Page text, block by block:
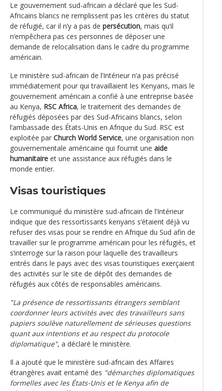
Le gouvernement sud-africain a déclaré que les Sud-
Africains blancs ne remplissent pas les critères du statut
de réfugié, car il n’y a pas de persécution, mais qu’il
n’empêchera pas ces personnes de déposer une
demande de relocalisation dans le cadre du programme
américain.
Le ministère sud-africain de l’Intérieur n’a pas précisé
immédiatement pour qui travaillaient les Kenyans, mais le
gouvernement américain a confié à une entreprise basée
au Kenya, RSC Africa, le traitement des demandes de
réfugiés déposées par des Sud-Africains blancs, selon
l’ambassade des États-Unis en Afrique du Sud. RSC est
exploitée par Church World Service, une organisation non
gouvernementale américaine qui fournit une aide
humanitaire et une assistance aux réfugiés dans le
monde entier.
Visas touristiques
Le communiqué du ministère sud-africain de l’Intérieur
indique que des ressortissants kenyans s’étaient déjà vu
refuser des visas pour se rendre en Afrique du Sud afin de
travailler sur le programme américain pour les réfugiés, et
s’interroge sur la raison pour laquelle des travailleurs
entrés dans le pays avec des visas touristiques exerçaient
des activités sur le site de dépôt des demandes de
réfugiés aux côtés de responsables américains.
"La présence de ressortissants étrangers semblant
coordonner leurs activités avec des travailleurs sans
papiers soulève naturellement de sérieuses questions
quant aux intentions et au respect du protocole
diplomatique", a déclaré le ministère.
Il a ajouté que le ministère sud-africain des Affaires
étrangères avait entamé des "démarches diplomatiques
formelles avec les États-Unis et le Kenya afin de